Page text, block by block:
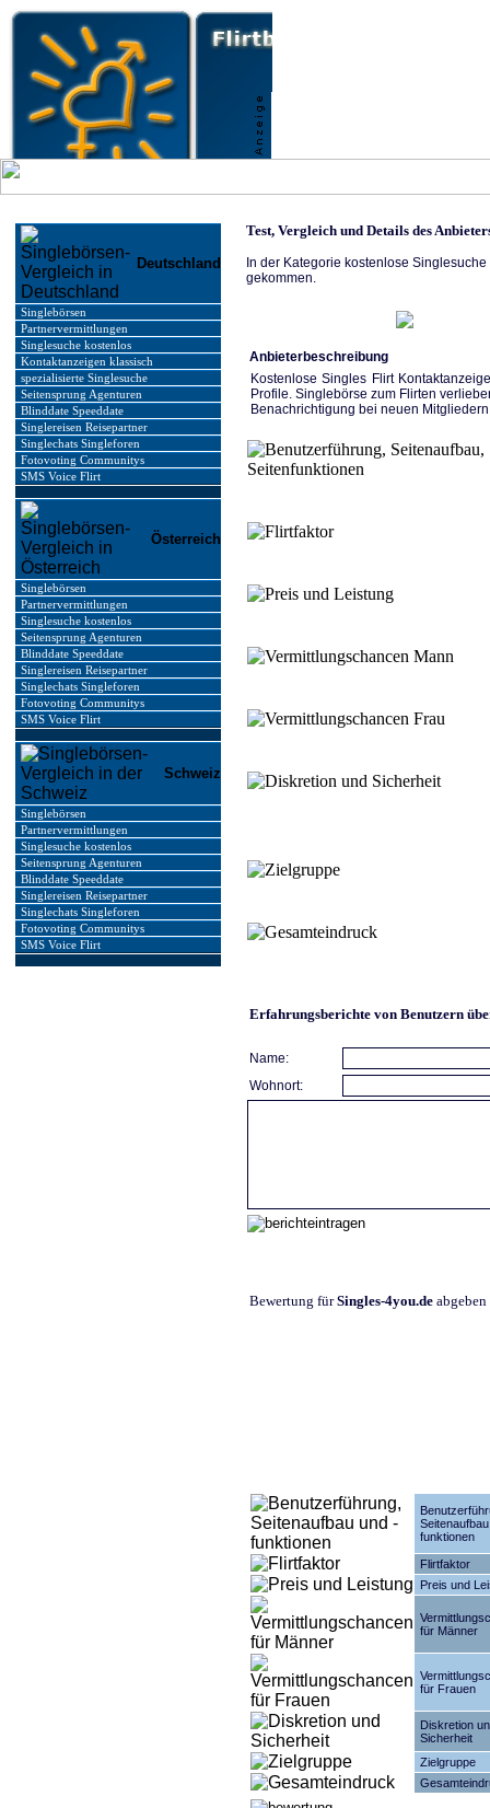
Deutschland
Singlebörsen
Partnervermittlungen
Singlesuche kostenlos
Kontaktanzeigen klassisch
spezialisierte Singlesuche
Seitensprung Agenturen
Blinddate Speeddate
Singlereisen Reisepartner
Singlechats Singleforen
Fotovoting Communitys
SMS Voice Flirt
Österreich
Singlebörsen
Partnervermittlungen
Singlesuche kostenlos
Seitensprung Agenturen
Blinddate Speeddate
Singlereisen Reisepartner
Singlechats Singleforen
Fotovoting Communitys
SMS Voice Flirt
Schweiz
Singlebörsen
Partnervermittlungen
Singlesuche kostenlos
Seitensprung Agenturen
Blinddate Speeddate
Singlereisen Reisepartner
Singlechats Singleforen
Fotovoting Communitys
SMS Voice Flirt
Test, Vergleich und Details des
In der Kategorie kostenlose
gekommen.
Anbieterbeschreibung
Kostenlose Singles Flirt
Profile. Singlebörse zum Flirten
Benachrichtigung bei neuen
Erfahrungsberichte von Benutzern
Name:
Wohnort:
Bewertung fürSingles-4you.de abgeben
funktionen
Flirtfaktor
Preis und
für Männer
für Frauen
Diskretion
Sicherheit
Zielgruppe